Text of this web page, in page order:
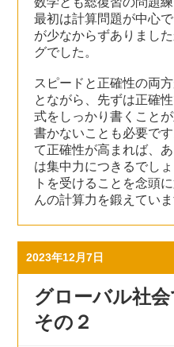
最初は計算問題が中心
が少なからずありまし
グでした。
スピードと正確性の両
とながら、先ずは正確
式をしっかり書くこと
書かないことも必要で
て正確性が高まれば、
は集中力につきるでし
トを受けることを念頭
んの計算力を鍛えていま
2023年12月7日
グローバル社
その２